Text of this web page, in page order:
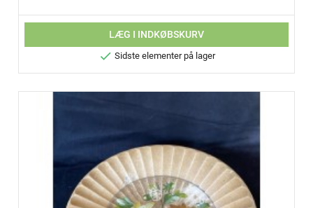
LÆG I INDKØBSKURV
 Sidste elementer på lager